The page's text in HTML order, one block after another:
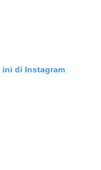
di Instagram